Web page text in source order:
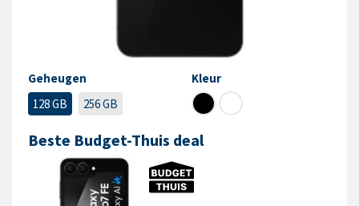
Geheugen
128 GB
256 GB
Kleur
Beste Budget-Thuis deal